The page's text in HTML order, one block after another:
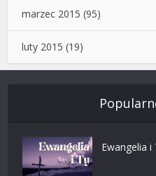
marzec 2015 (95)
luty 2015 (19)
Ewangelia